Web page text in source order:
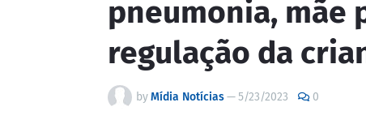
pneumonia, mãe
regulação da
byMídia Notícias—5/23/2023 0